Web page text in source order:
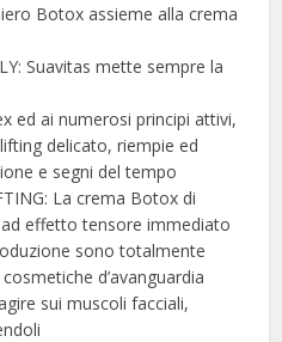
Botox assieme alla crema
Suavitas mette sempre la
ed ai numerosi principi attivi,
delicato, riempie ed
e segni del tempo
La crema Botox di
effetto tensore immediato
sono totalmente
d’avanguardia
sui muscoli facciali,